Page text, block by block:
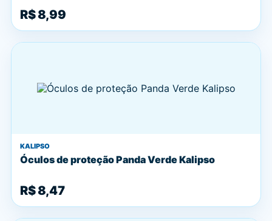
R$ 8,99
KALIPSO
Óculos de proteção Panda Verde Kalipso
R$ 8,47